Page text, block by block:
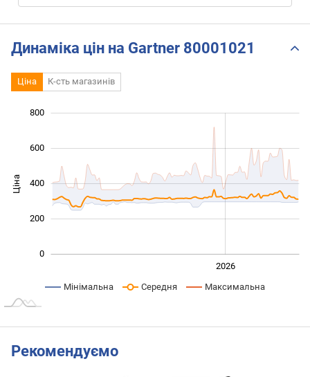
Динаміка цін на Gartner 80001021
Ціна К-сть магазинів
Ціна 100
0
200
400
600
800
2026
Мінімальна Середня Максимальна
Рекомендуємо